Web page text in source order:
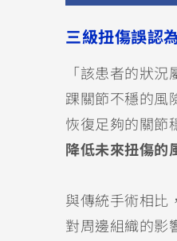
三級扭傷誤認
「該患者的狀
踝關節不穩的風
恢復足夠的關節
降低未來扭傷的
與傳統手術相比
對周邊組織的影